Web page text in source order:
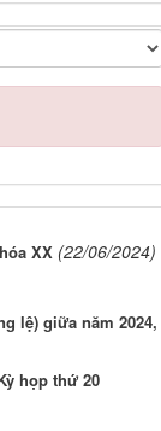
XX (22/06/2024)
lệ) giữa năm 2024,
họp thứ 20